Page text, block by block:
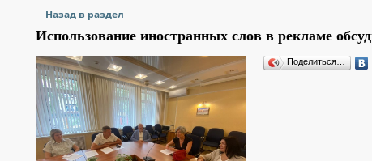
Назад в раздел
Использование иностранных слов в рекламе
Поделиться…